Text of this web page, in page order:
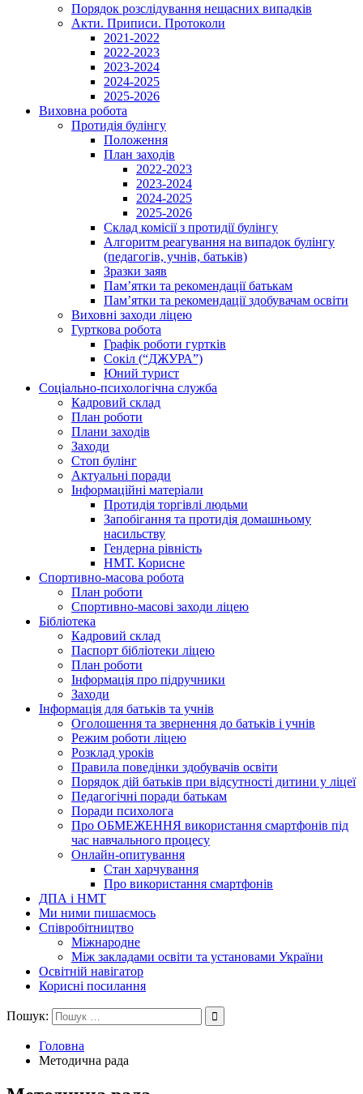
Порядок розслідування нещасних випадків
Акти. Приписи. Протоколи
2021-2022
2022-2023
2023-2024
2024-2025
2025-2026
Виховна робота
Протидія булінгу
Положення
План заходів
2022-2023
2023-2024
2024-2025
2025-2026
Склад комісії з протидії булінгу
Алгоритм реагування на випадок булінгу
(педагогів, учнів, батьків)
Зразки заяв
Пам’ятки та рекомендації батькам
Пам’ятки та рекомендації здобувачам освіти
Виховні заходи ліцею
Гурткова робота
Графік роботи гуртків
Сокіл (“ДЖУРА”)
Юний турист
Соціально-психологічна служба
Кадровий склад
План роботи
Плани заходів
Заходи
Стоп булінг
Актуальні поради
Інформаційні матеріали
Протидія торгівлі людьми
Запобігання та протидія домашньому
насильству
Гендерна рівність
НМТ. Корисне
Спортивно-масова робота
План роботи
Спортивно-масові заходи ліцею
Бібліотека
Кадровий склад
Паспорт бібліотеки ліцею
План роботи
Інформація про підручники
Заходи
Інформація для батьків та учнів
Оголошення та звернення до батьків і учнів
Режим роботи ліцею
Розклад уроків
Правила поведінки здобувачів освіти
Порядок дій батьків при відсутності дитини у ліцеї
Педагогічні поради батькам
Поради психолога
Про ОБМЕЖЕННЯ використання смартфонів під
час навчального процесу
Онлайн-опитування
Стан харчування
Про використання смартфонів
ДПА і НМТ
Ми ними пишаємось
Співробітництво
Міжнародне
Між закладами освіти та установами України
Освітній навігатор
Корисні посилання
Пошук:
Головна
Методична рада